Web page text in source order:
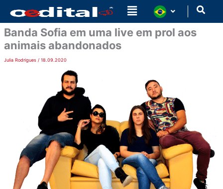
para
conteúdo
Banda Sofia em uma live em prol aos
animais abandonados
Julia Rodrigues / 18.09.2020